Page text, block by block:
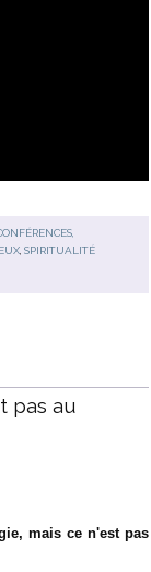
,SPIRITUALITÉ
pas au
mais ce n'est pas